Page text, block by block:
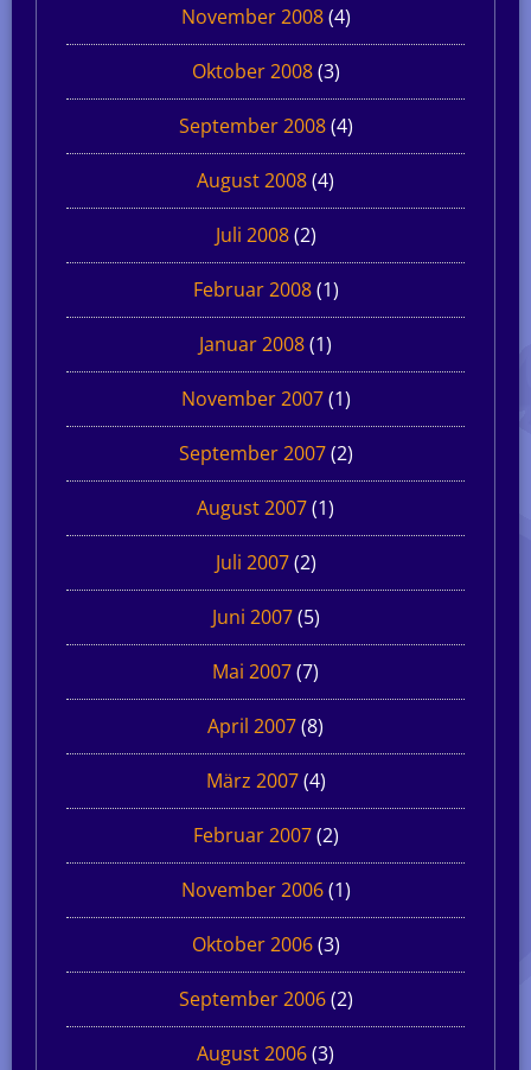
November 2008(4)
Oktober 2008(3)
September 2008(4)
August 2008(4)
Juli 2008(2)
Februar 2008(1)
Januar 2008(1)
November 2007(1)
September 2007(2)
August 2007(1)
Juli 2007(2)
Juni 2007(5)
Mai 2007(7)
April 2007(8)
März 2007(4)
Februar 2007(2)
November 2006(1)
Oktober 2006(3)
September 2006(2)
August 2006(3)